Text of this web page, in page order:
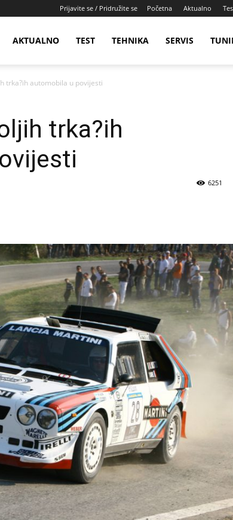
Prijavite se / Pridružite se Početna Aktualno
AKTUALNO TEST TEHNIKA SERVIS
trka?ih automobila u povijesti
trka?ih
6251